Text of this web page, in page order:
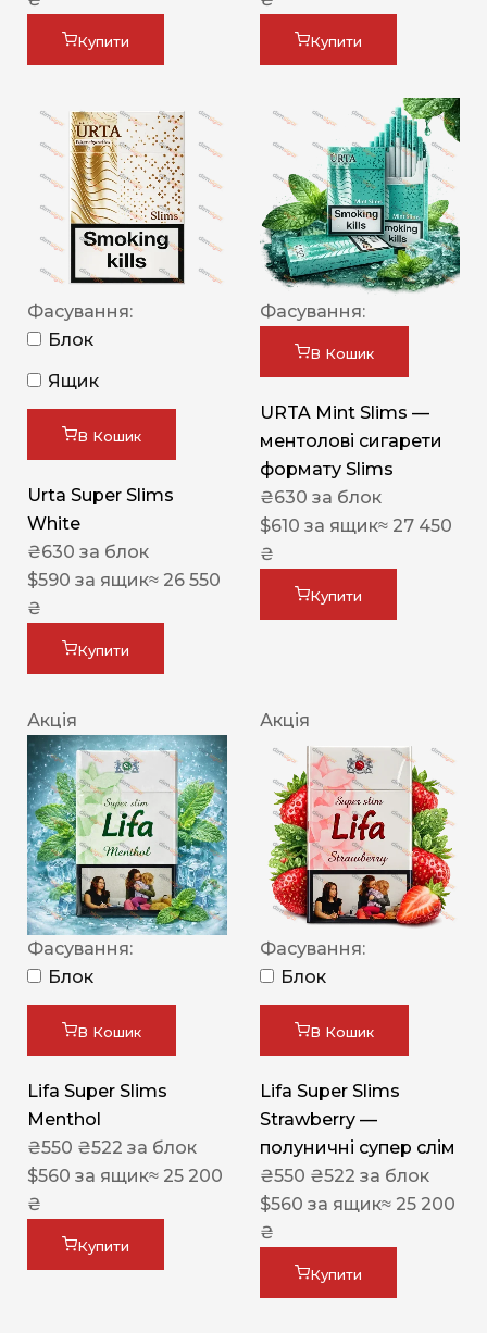
Купити Купити
Фасування:
Блок
Ящик
В Кошик
Urta Super Slims
White
₴630 за блок
$590 за ящик≈ 26 550
₴
Купити
Фасування:
В Кошик
URTA Mint Slims —
ментолові сигарети
формату Slims
₴630 за блок
$610 за ящик≈ 27 450
₴
Купити
Акція
Фасування:
Блок
В Кошик
Lifa Super Slims
Menthol
₴550 ₴522 за блок
$560 за ящик≈ 25 200
₴
Купити
Акція
Фасування:
Блок
В Кошик
Lifa Super Slims
Strawberry —
полуничні супер слім
₴550 ₴522 за блок
$560 за ящик≈ 25 200
₴
Купити